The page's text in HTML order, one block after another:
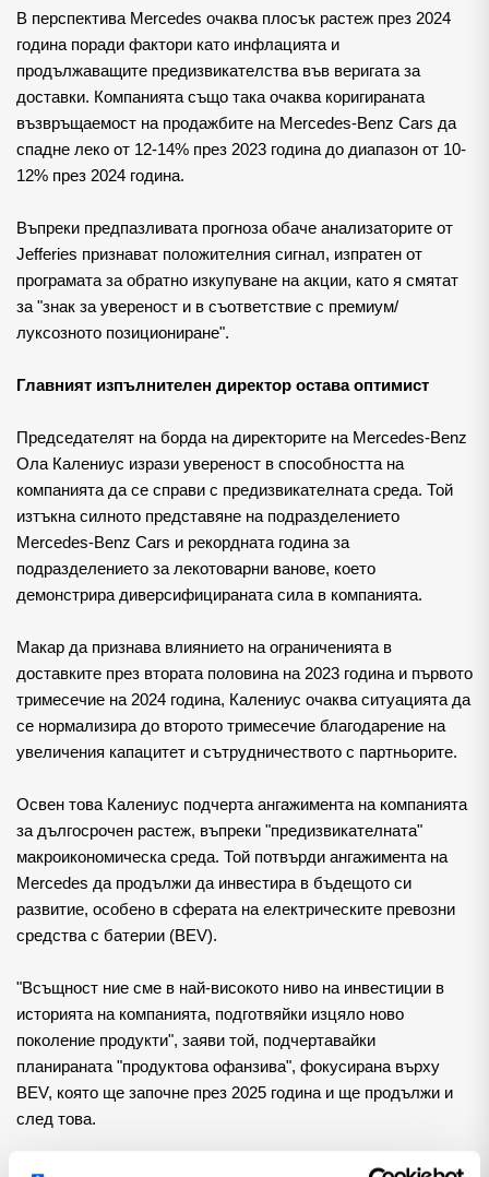
В перспектива Mercedes очаква плосък растеж през 2024
година поради фактори като инфлацията и
продължаващите предизвикателства във веригата за
доставки. Компанията също така очаква коригираната
възвръщаемост на продажбите на Mercedes-Benz Cars да
спадне леко от 12-14% през 2023 година до диапазон от 10-
12% през 2024 година.
Въпреки предпазливата прогноза обаче анализаторите от
Jefferies признават положителния сигнал, изпратен от
програмата за обратно изкупуване на акции, като я смятат
за "знак за увереност и в съответствие с премиум/
луксозното позициониране".
Главният изпълнителен директор остава оптимист
Председателят на борда на директорите на Mercedes-Benz
Ола Калениус изрази увереност в способността на
компанията да се справи с предизвикателната среда. Той
изтъкна силното представяне на подразделението
Mercedes-Benz Cars и рекордната година за
подразделението за лекотоварни ванове, което
демонстрира диверсифицираната сила в компанията.
Макар да признава влиянието на ограниченията в
доставките през втората половина на 2023 година и първото
тримесечие на 2024 година, Калениус очаква ситуацията да
се нормализира до второто тримесечие благодарение на
увеличения капацитет и сътрудничеството с партньорите.
Освен това Калениус подчерта ангажимента на компанията
за дългосрочен растеж, въпреки "предизвикателната"
макроикономическа среда. Той потвърди ангажимента на
Mercedes да продължи да инвестира в бъдещото си
развитие, особено в сферата на електрическите превозни
средства с батерии (BEV).
"Всъщност ние сме в най-високото ниво на инвестиции в
историята на компанията, подготвяйки изцяло ново
поколение продукти", заяви той, подчертавайки
планираната "продуктова офанзива", фокусирана върху
BEV, която ще започне през 2025 година и ще продължи и
след това.
Пътят напред